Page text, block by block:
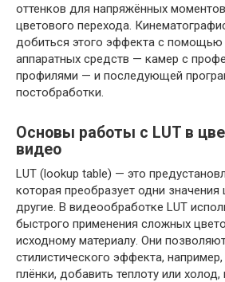
оттенков для напряжённых
цветового перехода.
добиться этого эффекта с помощью
аппаратных средств — камер с
профилями — и последующей
постобработки.
Основы работы с LUT в
видео
LUT (lookup table) — это
которая преобразует одни значения
другие. В видеообработке LUT
быстрого применения сложных
исходному материалу. Они
стилистического эффекта,
плёнки, добавить теплоту или холод,